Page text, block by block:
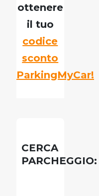
ottenere
il tuo
codice
sconto
ParkingMyCar!
CERCA
PARCHEGGIO: